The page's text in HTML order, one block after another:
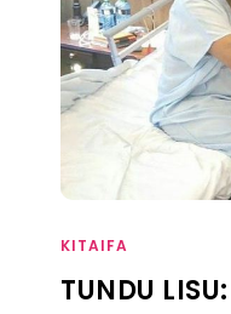
KITAIFA
TUNDU